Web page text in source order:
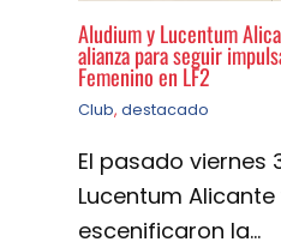
Aludium y Lucentum
alianza para seguir
Femenino en LF2
Club, destacado
El pasado viernes
Lucentum
escenificaron la…